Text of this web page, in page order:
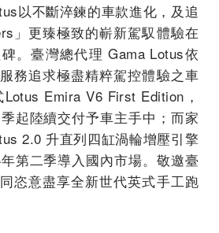
以不斷淬鍊的車款進化，及追
」更臻極致的嶄新駕馭體驗在
。臺灣總代理 Gama Lotus依
務追求極盡精粹駕控體驗之車
Emira V6 First Edition，
起陸續交付予車主手中；而家
2.0 升直列四缸渦輪增壓引擎
第二季導入國內市場。敬邀臺
恣意盡享全新世代英式手工跑